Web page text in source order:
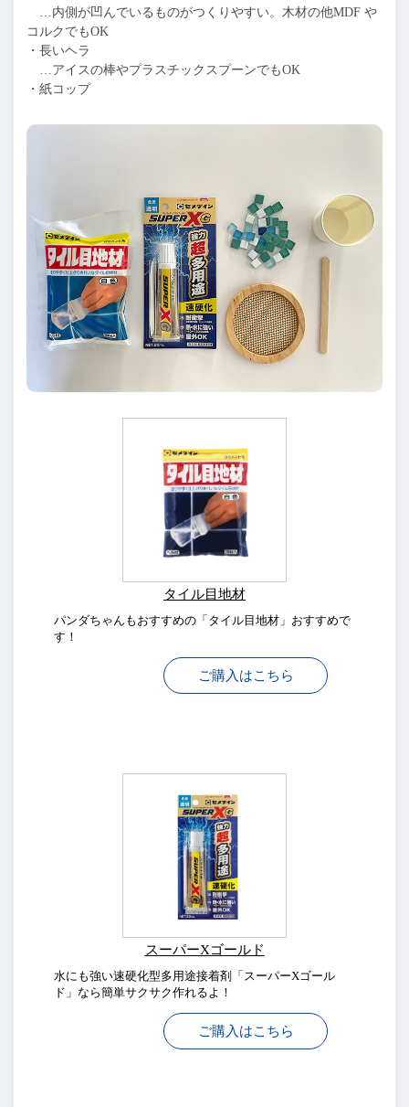
…内側が凹んでいるものがつくりやすい。木材の他MDF や
コルクでもOK
・長いヘラ
…アイスの棒やプラスチックスプーンでもOK
・紙コップ
タイル目地材
パンダちゃんもおすすめの「タイル目地材」おすすめで
す！
ご購入はこちら
スーパーXゴールド
水にも強い速硬化型多用途接着剤「スーパーXゴール
ド」なら簡単サクサク作れるよ！
ご購入はこちら